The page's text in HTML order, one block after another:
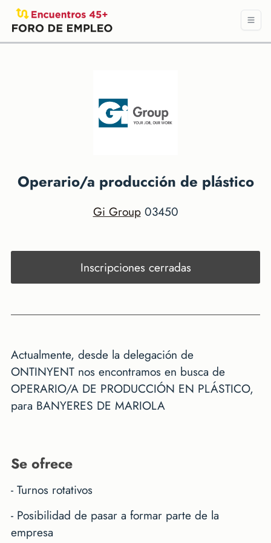
Operario/a producción de plástico
Gi Group 03450
Inscripciones cerradas
Actualmente, desde la delegación de
ONTINYENT nos encontramos en busca de
OPERARIO/A DE PRODUCCIÓN EN PLÁSTICO,
para BANYERES DE MARIOLA
se ofrece
- Turnos rotativos
- Posibilidad de pasar a formar parte de la
empresa